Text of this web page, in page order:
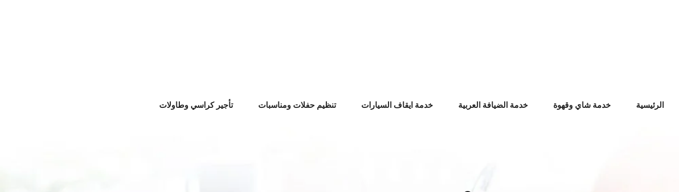
الرئيسية خدمة شاي وقهوة خدمة الضيافة العربية خدمة ايقاف السيارات تنظيم حفلات ومناسبات تأجير كراسي وطاولات